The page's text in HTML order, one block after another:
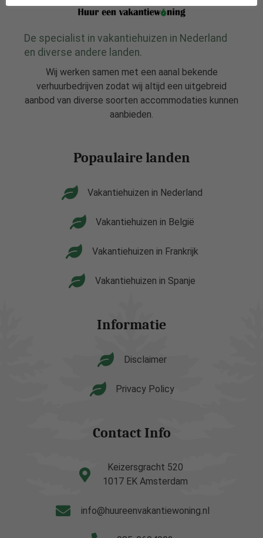
De specialist in vakantiehuizen in Nederland
en diverse andere landen.
Wij werken samen met een aanal bekende
verhuurbedrijven zodat wij altijd een uitgebreid
aanbod van diverse soorten accommodaties kunnen
aanbieden.
Popaulaire landen
Vakantiehuizen in Nederland
Vakantiehuizen in België
Vakantiehuizen in Frankrijk
Vakantiehuizen in Spanje
Informatie
Disclaimer
Privacy Policy
Contact Info
Keizersgracht 520
1017 EK Amsterdam
info@huureenvakantiewoning.nl